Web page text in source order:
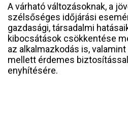
A várható változásoknak, a
szélsőséges időjárási
gazdasági, társadalmi
kibocsátások csökkentése
az alkalmazkodás is,
mellett érdemes
enyhítésére.